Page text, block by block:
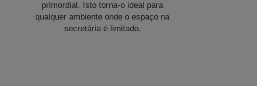
primordial. Isto torna-o ideal para
qualquer ambiente onde o espaço na
secretária é limitado.